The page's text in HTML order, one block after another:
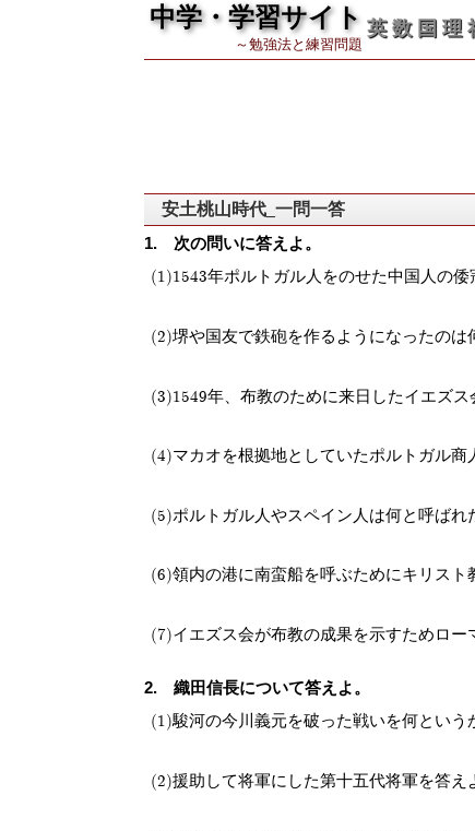
中学・学習サイト
～勉強法と練習問題
英 数 国 理
安土桃山時代_一問一答
次の問いに答えよ。
1543年ポルトガル人をのせた中国人の
堺や国友で鉄砲を作るようになったのは
1549年、布教のために来日したイエズス
マカオを根拠地としていたポルトガル
ポルトガル人やスペイン人は何と呼ばれ
領内の港に南蛮船を呼ぶためにキリスト
イエズス会が布教の成果を示すためロー
織田信長について答えよ。
駿河の今川義元を破った戦いを何という
援助して将軍にした第十五代将軍を答え